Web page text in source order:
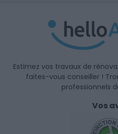
Estimez vos travaux de
faites-vous conseiller !
professionnels
Vos